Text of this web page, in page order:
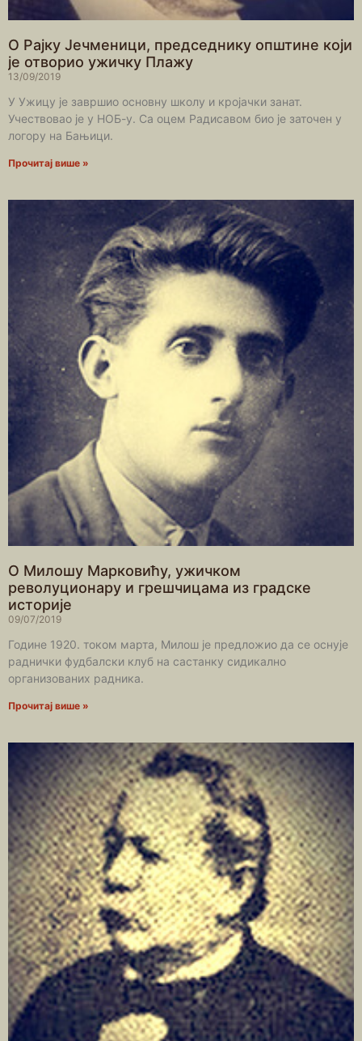
О Рајку Јечменици, председнику општине који
је отворио ужичку Плажу
13/09/2019
У Ужицу је завршио основну школу и кројачки занат.
Учествовао је у НОБ-у. Са оцем Радисавом био је заточен у
логору на Бањици.
Прочитај више »
О Милошу Марковићу, ужичком
револуционару и грешчицама из градске
историје
09/07/2019
Године 1920. током марта, Милош је предложио да се оснује
раднички фудбалски клуб на састанку сидикално
организованих радника.
Прочитај више »